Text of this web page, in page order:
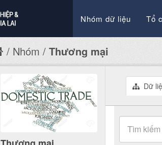
Nhóm dữ liệu Tổ
Nhóm Thương mại
Dữ